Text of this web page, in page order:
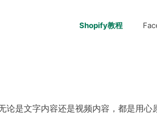
Shopify教程
是文字内容还是视频内容，都是用